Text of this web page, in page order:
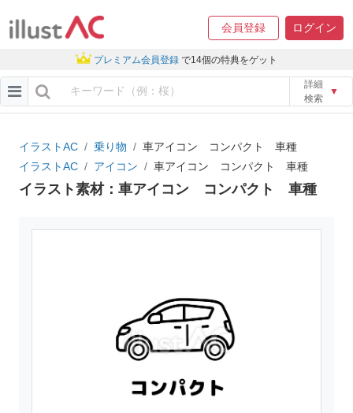
会員登録 ログイン
プレミアム会員登録 で14個の特典をゲット
詳細
検索
▼
イラストAC 乗り物
車アイコン コンパクト 車種
イラストAC
アイコン 車アイコン コンパクト 車種
イラスト素材：車アイコン コンパクト 車種